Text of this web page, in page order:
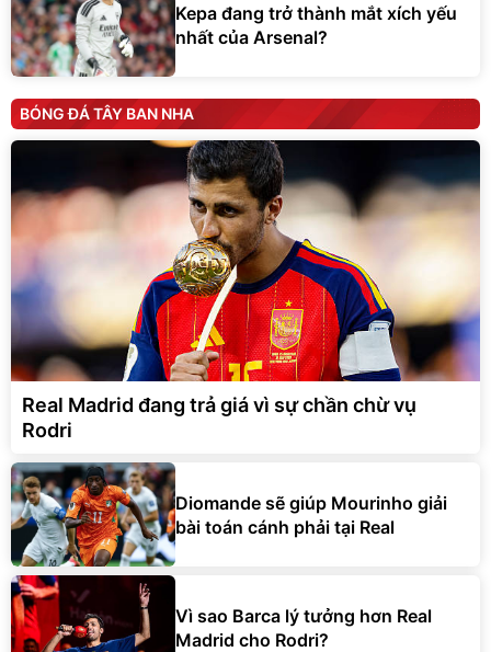
Kepa đang trở thành mắt xích yếu
nhất của Arsenal?
BÓNG ĐÁ TÂY BAN NHA
Real Madrid đang trả giá vì sự chần chừ vụ
Rodri
Diomande sẽ giúp Mourinho giải
bài toán cánh phải tại Real
Vì sao Barca lý tưởng hơn Real
Madrid cho Rodri?